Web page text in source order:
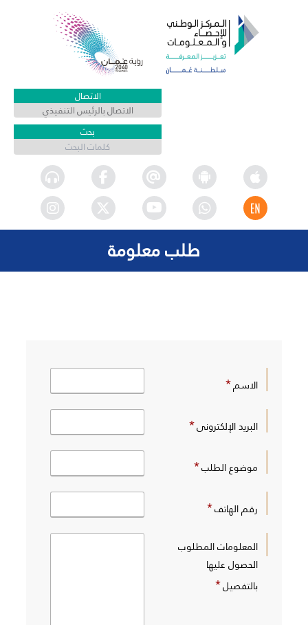
الاتصال
الاتصال بالرئيس التنفيذي
بحث
طلب معلومة
الاسم*
البريد الإلكترونى*
موضوع الطلب*
رقم الهاتف*
المعلومات المطلوب
الحصول عليها
بالتفصيل*